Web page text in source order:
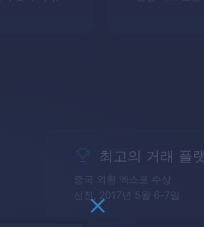
최고의 거래 플
중국 외환 엑스포 수상
선전, 2017년 5월 6-7일